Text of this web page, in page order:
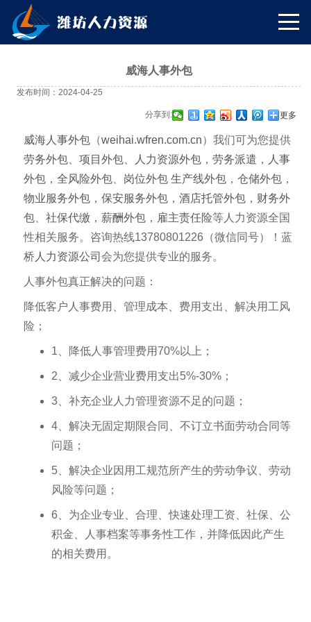
威海人事外包
发布时间：2024-04-25
分享到: 更多
威海人事外包 （weihai.wfren.com.cn）我们可为您提供
劳务外包
项目外包 人力资源外包 ， 劳务派遣 ，
人事
外包 ， 全风险外包 岗位外包 生产线外包 ， 仓储外包 ，
物业服务外包 ， 保安服务外包 ， 酒店托管外包 ， 财务外
包
社保代缴 ， 薪酬外包 ， 雇主责任险等人力资源全国
性相关服务。咨询热线13780801226（微信同号）！蓝
桥 人力资源公司 会为您提供专业的服务。
人事外包真正解决的问题：
降低客户人事费用、管理成本、费用支出、解决用工风
险；
1、降低人事管理费用70%以上；
2、减少企业营业费用支出5%-30%；
3、补充企业人力管理资源不足的问题；
4、解决无固定期限合同、不订立书面劳动合同等
问题；
5、解决企业因用工规范所产生的劳动争议、劳动
风险等问题；
6、为企业专业、合理、快速处理工资、社保、公
积金、人事档案等事务性工作，并降低因此产生
的相关费用。